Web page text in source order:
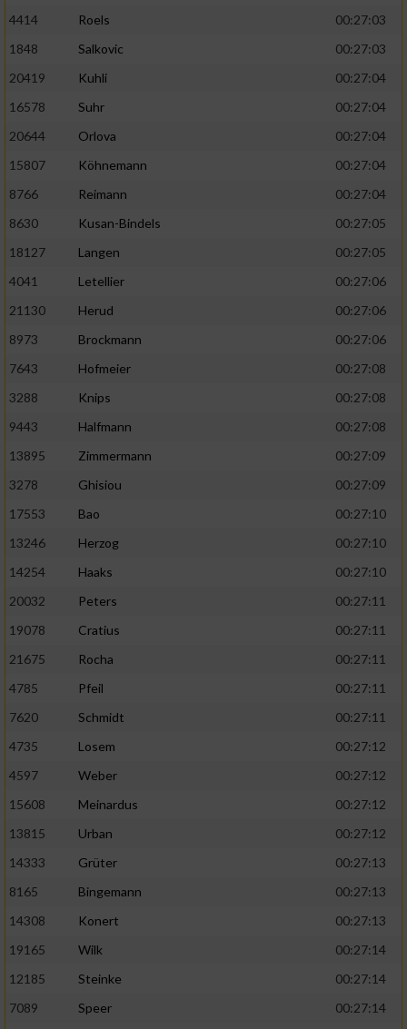
4414
Roels
00:27:03
1848
Salkovic
00:27:03
20419
Kuhli
00:27:04
16578
Suhr
00:27:04
20644
Orlova
00:27:04
15807
Köhnemann
00:27:04
8766
Reimann
00:27:04
8630
Kusan-Bindels
00:27:05
18127
Langen
00:27:05
4041
Letellier
00:27:06
21130
Herud
00:27:06
8973
Brockmann
00:27:06
7643
Hofmeier
00:27:08
3288
Knips
00:27:08
9443
Halfmann
00:27:08
13895
Zimmermann
00:27:09
3278
Ghisiou
00:27:09
17553
Bao
00:27:10
13246
Herzog
00:27:10
14254
Haaks
00:27:10
20032
Peters
00:27:11
19078
Cratius
00:27:11
21675
Rocha
00:27:11
4785
Pfeil
00:27:11
7620
Schmidt
00:27:11
4735
Losem
00:27:12
4597
Weber
00:27:12
15608
Meinardus
00:27:12
13815
Urban
00:27:12
14333
Grüter
00:27:13
8165
Bingemann
00:27:13
14308
Konert
00:27:13
19165
Wilk
00:27:14
12185
Steinke
00:27:14
7089
Speer 00:27:14